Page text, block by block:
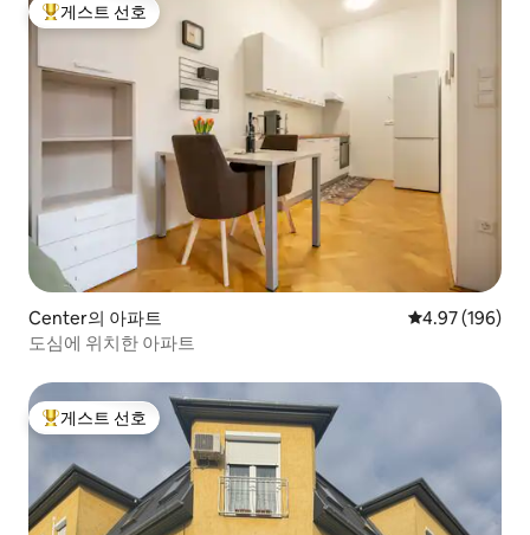
상위 게스트 선호
게스트 선호
Center의 아파트 평점 4.97점(5
4.97 (196)
도심에 위치한 아파트
상위 게스트 선호
게스트 선호